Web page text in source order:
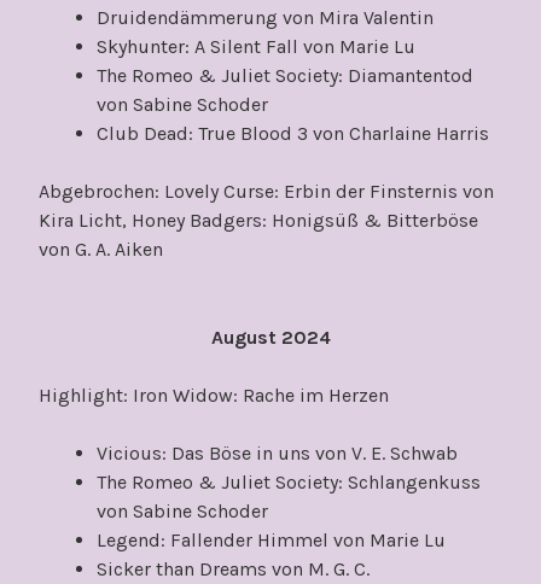
Druidendämmerung von Mira Valentin
Skyhunter: A Silent Fall von Marie Lu
The Romeo & Juliet Society: Diamantentod
von Sabine Schoder
Club Dead: True Blood 3 von Charlaine Harris
Abgebrochen: Lovely Curse: Erbin der Finsternis von
Kira Licht, Honey Badgers: Honigsüß & Bitterböse
von G. A. Aiken
August 2024
Highlight: Iron Widow: Rache im Herzen
Vicious: Das Böse in uns von V. E. Schwab
The Romeo & Juliet Society: Schlangenkuss
von Sabine Schoder
Legend: Fallender Himmel von Marie Lu
Sicker than Dreams von M. G. C.